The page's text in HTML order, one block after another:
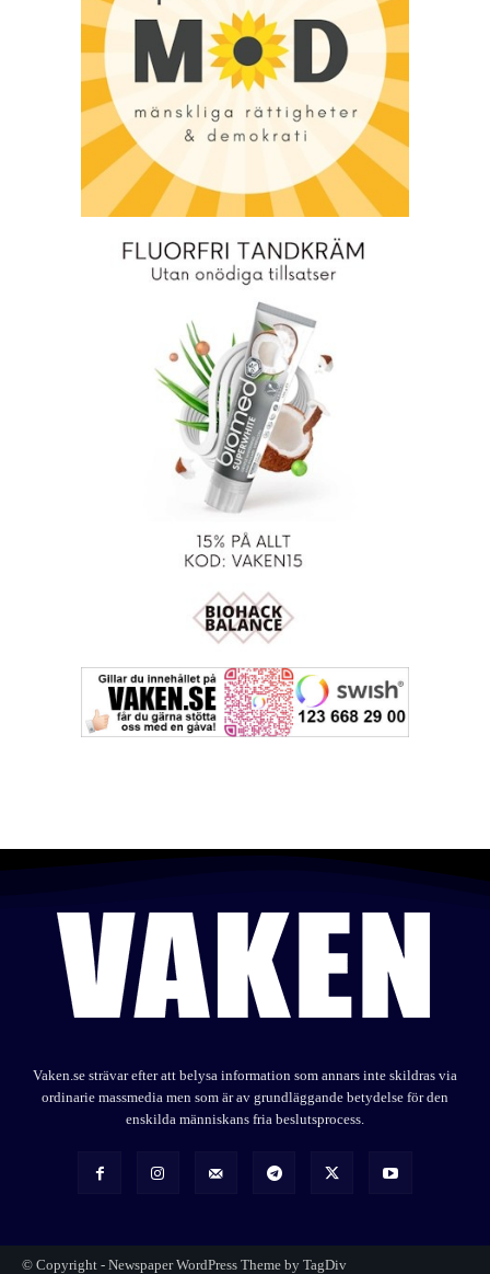
Vaken.se strävar efter att belysa information som annars inte skildras via
ordinarie massmedia men som är av grundläggande betydelse för den
enskilda människans fria beslutsprocess.
© Copyright - Newspaper WordPress Theme by TagDiv